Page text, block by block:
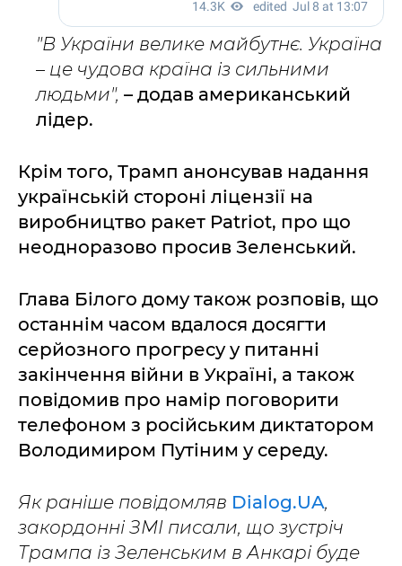
"В України велике майбутнє. Україна
– це чудова країна із сильними
людьми", – додав американський
лідер.
Крім того, Трамп анонсував надання
українській стороні ліцензії на
виробництво ракет Patriot, про що
неодноразово просив Зеленський.
Глава Білого дому також розповів, що
останнім часом вдалося досягти
серйозного прогресу у питанні
закінчення війни в Україні, а також
повідомив про намір поговорити
телефоном з російським диктатором
Володимиром Путіним у середу.
Як раніше повідомляв Dialog.UA,
закордонні ЗМІ писали, що зустріч
Трампа із Зеленським в Анкарі буде